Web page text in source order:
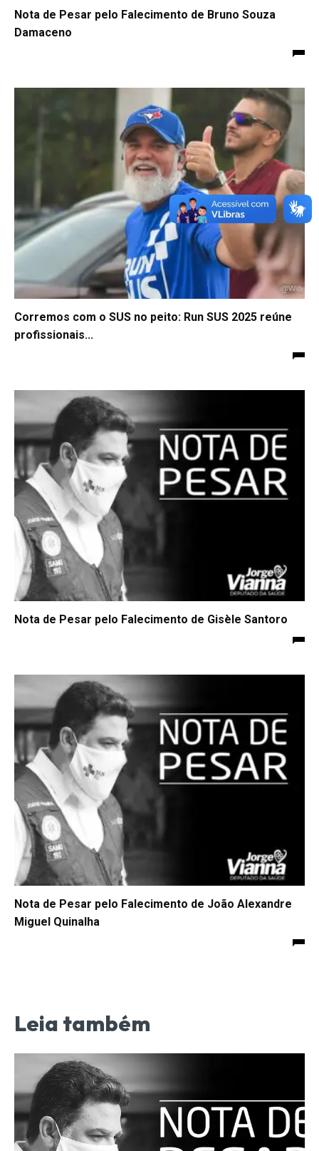
Nota de Pesar pelo Falecimento de Bruno Souza
Damaceno
Corremos com o SUS no peito: Run SUS 2025 reúne
profissionais...
Nota de Pesar pelo Falecimento de Gisèle Santoro
Nota de Pesar pelo Falecimento de João Alexandre
Miguel Quinalha
Leia também